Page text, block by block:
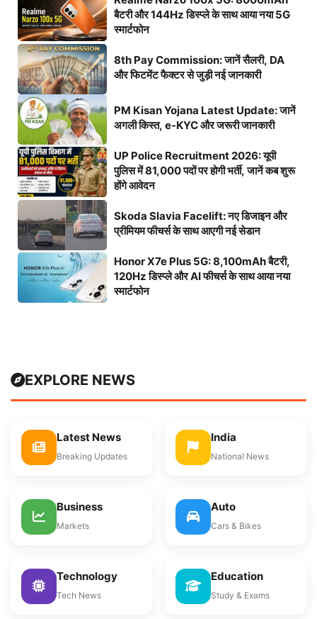
बैटरी और 144Hz डिस्प्ले के साथ आया नया 5G
स्मार्टफोन
8th Pay Commission: जानें सैलरी, DA
और फिटमेंट फैक्टर से जुड़ी नई जानकारी
PM Kisan Yojana Latest Update: जानें
अगली किस्त, e-KYC और जरूरी जानकारी
UP Police Recruitment 2026: यूपी
पुलिस में 81,000 पदों पर होगी भर्ती, जानें कब शुरू
होंगे आवेदन
Skoda Slavia Facelift: नए डिजाइन और
प्रीमियम फीचर्स के साथ आएगी नई सेडान
Honor X7e Plus 5G: 8,100mAh बैटरी,
120Hz डिस्प्ले और AI फीचर्स के साथ आया नया
स्मार्टफोन
EXPLORE NEWS
Latest News
Breaking Updates
India
National News
Business
Markets
Auto
Cars & Bikes
Technology
Tech News
Education
Study & Exams